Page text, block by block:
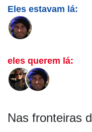
Eles estavam lá:
eles querem lá:
Nas fronteiras